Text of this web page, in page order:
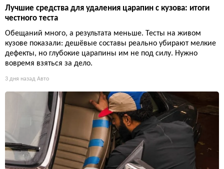
Лучшие средства для удаления царапин с кузова: итоги
честного теста
Обещаний много, а результата меньше. Тесты на живом
кузове показали: дешёвые составы реально убирают мелкие
дефекты, но глубокие царапины им не под силу. Нужно
вовремя взяться за дело.
3 дня назад Авто